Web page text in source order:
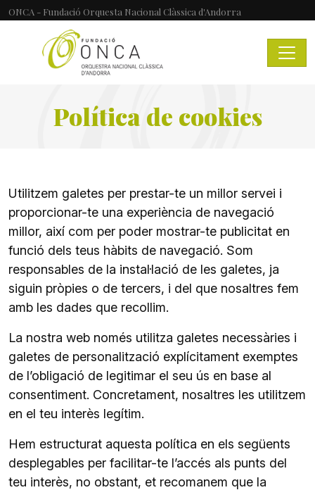
ONCA - Fundació Orquesta Nacional Clàssica d'Andorra
Política de cookies
Utilitzem galetes per prestar-te un millor servei i
proporcionar-te una experiència de navegació
millor, així com per poder mostrar-te publicitat en
funció dels teus hàbits de navegació. Som
responsables de la instal·lació de les galetes, ja
siguin pròpies o de tercers, i del que nosaltres fem
amb les dades que recollim.
La nostra web només utilitza galetes necessàries i
galetes de personalització explícitament exemptes
de l’obligació de legitimar el seu ús en base al
consentiment. Concretament, nosaltres les utilitzem
en el teu interès legítim.
Hem estructurat aquesta política en els següents
desplegables per facilitar-te l’accés als punts del
teu interès, no obstant, et recomanem que la